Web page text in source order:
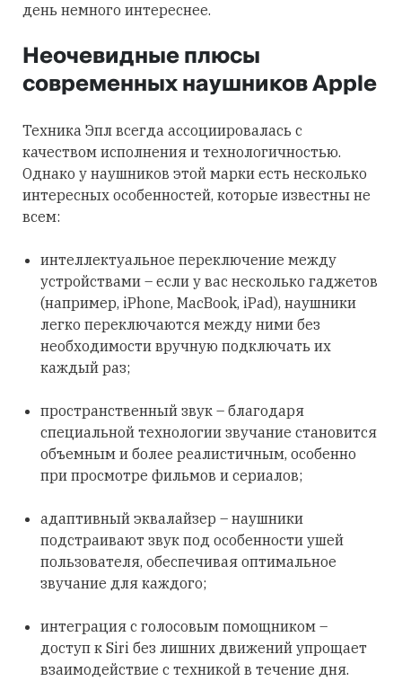
день немного интереснее.
Неочевидные плюсы
современных наушников Apple
Техника Эпл всегда ассоциировалась с
качеством исполнения и технологичностью.
Однако у наушников этой марки есть несколько
интересных особенностей, которые известны не
всем:
интеллектуальное переключение между
устройствами – если у вас несколько гаджетов
(например, iPhone, MacBook, iPad), наушники
легко переключаются между ними без
необходимости вручную подключать их
каждый раз;
пространственный звук – благодаря
специальной технологии звучание становится
объемным и более реалистичным, особенно
при просмотре фильмов и сериалов;
адаптивный эквалайзер – наушники
подстраивают звук под особенности ушей
пользователя, обеспечивая оптимальное
звучание для каждого;
интеграция с голосовым помощником –
доступ к Siri без лишних движений упрощает
взаимодействие с техникой в течение дня.